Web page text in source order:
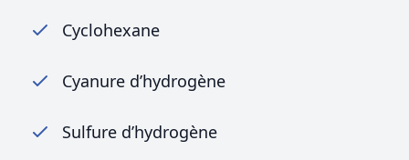
Cyclohexane
Cyanure d’hydrogène
Sulfure d’hydrogène